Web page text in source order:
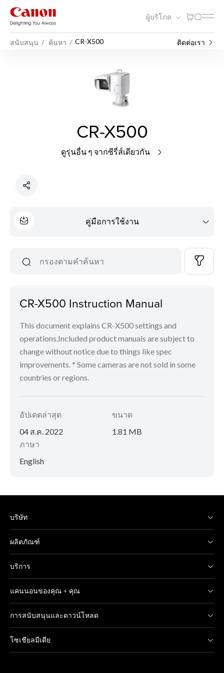
ผู้บริโภค
สนับสนุน ค้นหา CR-X500 ติดต่อเรา
CR-X500
ดูรุ่นอื่น ๆ จากซีรี่ส์เดียวกัน
คู่มือการใช้งาน
CR-X500 Instruction Manual
This document explains CR-X500 settings and
operations.Included product manuals are subject to
change without notice due to things like spec
improvements. * Some cameras are not sold in some
countries or regions.
อัปเดตล่าสุด
04 ส.ค. 2022
ขนาด
1.81 MB
ภาษา
English
บริษัท
ผลิตภัณฑ์
บริการ
แคนนอนของคุณ + คุณ
การสนับสนุนและดาวน์โหลด
โซเชียลมีเดีย